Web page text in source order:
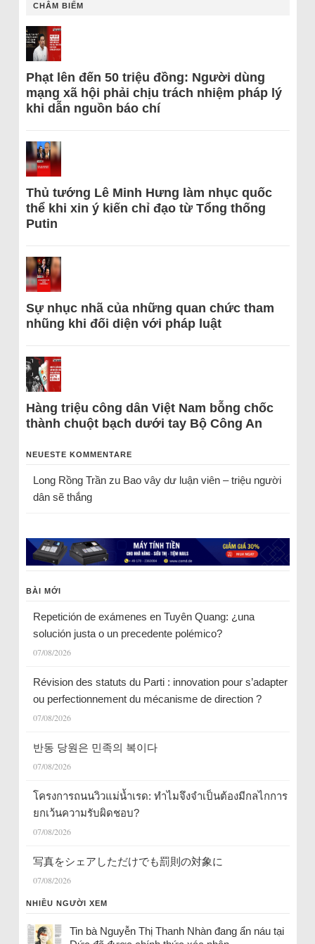
CHÂM BIẾM
Phạt lên đến 50 triệu đồng: Người dùng
mạng xã hội phải chịu trách nhiệm pháp lý
khi dẫn nguồn báo chí
Thủ tướng Lê Minh Hưng làm nhục quốc
thể khi xin ý kiến chỉ đạo từ Tổng thống
Putin
Sự nhục nhã của những quan chức tham
nhũng khi đối diện với pháp luật
Hàng triệu công dân Việt Nam bỗng chốc
thành chuột bạch dưới tay Bộ Công An
NEUESTE KOMMENTARE
Long Rồng Trầnzu Bao vây dư luận viên – triệu người
dân sẽ thắng
BÀI MỚI
Repetición de exámenes en Tuyên Quang: ¿una
solución justa o un precedente polémico?
07/08/2026
Révision des statuts du Parti : innovation pour s’adapter
ou perfectionnement du mécanisme de direction ?
07/08/2026
반동 당원은 민족의 복이다
07/08/2026
โครงการถนนวิวแม่น้ำเรด: ทำไมจึงจำเป็นต้องมีกลไกการ
ยกเว้นความรับผิดชอบ?
07/08/2026
写真をシェアしただけでも罰則の対象に
07/08/2026
NHIỀU NGƯỜI XEM
Tin bà Nguyễn Thị Thanh Nhàn đang ẩn náu tại